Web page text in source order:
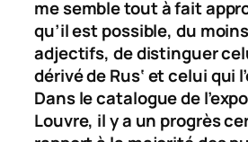
me semble tout à fait
qu’il est possible, du
adjectifs, de distinguer
dérivé deRus‘et celui qui
Dans le catalogue de
Louvre, il y a un progrès